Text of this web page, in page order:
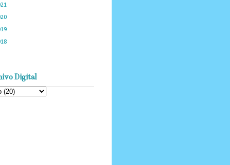
Digital